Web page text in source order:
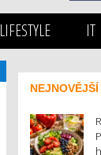
LIFESTYLE IT